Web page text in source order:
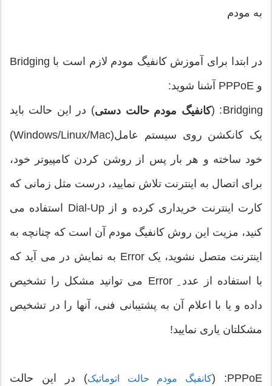
به مودم
در ابتدا برای آموزش کانفیگ مودم لازم است با Bridging
و PPPoE آشنا شوید:
Bridging: (
کانفیگ مودم حالت دستی) در این حالت باید
یک کانکشن روی سیستم عامل(Windows/Linux/Mac)
خود ساخته و هر بار پس از روشن کردن کامپیوتر خود،
برای اتصال به اینترنت تلاش نمایید، درست مثل زمانی که
کارت اینترنت خریداری کرده و از Dial-Up استفاده می
کنید، مزیت این روش کانفیگ مودم آن است که چنانچه به
اینترنت متصل نشوید، یک Error به نمایش در می آید که
با استفاده از عدد ِ Error می توانید مشکل را تشخیص
داده و یا با اعلام آن به پشتیبانی فنی، آنها را در تشخیص
مشکلتان یاری نمایید!
PPPoE: ( کانفیگ مودم حالت اتوماتیک) در این حالت